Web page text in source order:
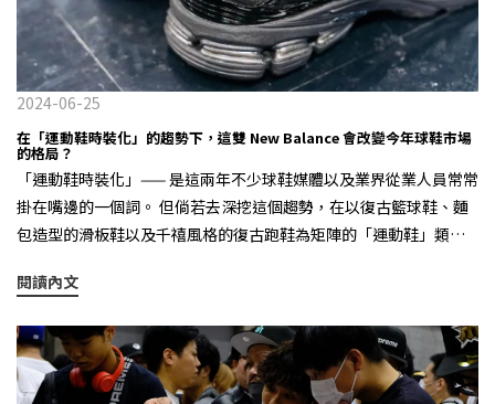
這邊買：https://lihi.cc/3YXpZ 潮流與機能兼具的必收短褲！高機能
防潑水布料有效減少水滴滲透，即使突如其來的雨勢也不怕濕透。
寬鬆剪裁設計讓日常穿搭更自在，獨特草寫 KIKS LOGO 更增添街頭
感，運動、出門都能輕鬆駕馭！ 4. 防潑水BOX LOGO棒球帽這邊
買：https://lihi.cc/8tKH3 拒絕雨水滲透，遇到毛毛雨也不用擔心有
沒有帶傘，黑色百搭有型3M反光更是為你的安全與帥氣度加分！ 還
在猶豫下雨天該穿什麼嗎，快來 KIKS 官網找尋防潑水單品，讓你雨
天再也不用出門搭配！-always match your favorite sneakers.
2024-06-25
在「運動鞋時裝化」的趨勢下，這雙 New Balance 會改變今年球鞋市場
的格局？
「運動鞋時裝化」—— 是這兩年不少球鞋媒體以及業界從業人員常常
掛在嘴邊的一個詞。 但倘若去深挖這個趨勢，在以復古籃球鞋、麵
包造型的滑板鞋以及千禧風格的復古跑鞋為矩陣的「運動鞋」類別
Lanvin Curb 都開始有點賣不動的時候，像是 ASICS 以及 New
著業績奇蹟。 Miu Miu x New Balance 530 SL 特別是 New
Balance 這個來自美國波士頓的百年跑鞋品牌，從 327 到 2002R 再
閱讀內文